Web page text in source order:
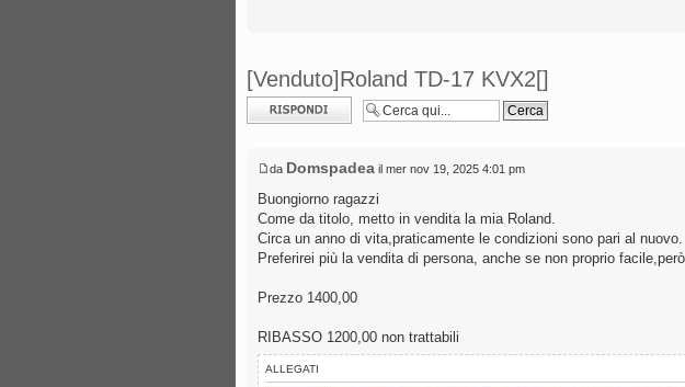
[Venduto]Roland TD-17 KVX2[]
Rispondi al
messaggio
da Domspadea il mer nov 19, 2025 4:01 pm
Buongiorno ragazzi
Come da titolo, metto in vendita la mia Roland.
Circa un anno di vita,praticamente le condizioni sono pari al nuovo.
Preferirei più la vendita di persona, anche se non proprio
Prezzo 1400,00
RIBASSO 1200,00 non trattabili
ALLEGATI